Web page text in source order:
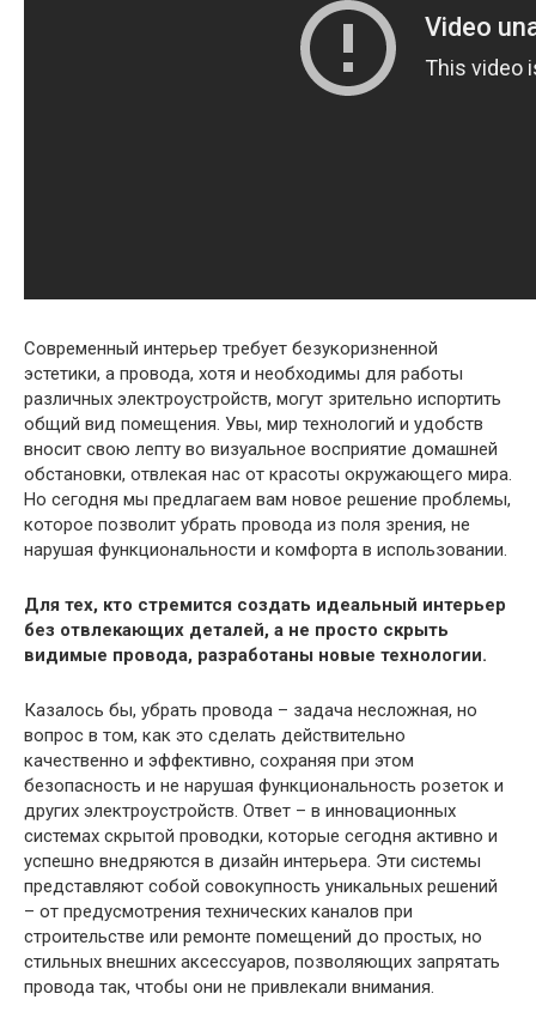
Современный интерьер требует безукоризненной
эстетики, а провода, хотя и необходимы для работы
различных электроустройств, могут зрительно испортить
общий вид помещения. Увы, мир технологий и удобств
вносит свою лепту во визуальное восприятие домашней
обстановки, отвлекая нас от красоты окружающего мира.
Но сегодня мы предлагаем вам новое решение проблемы,
которое позволит убрать провода из поля зрения, не
нарушая функциональности и комфорта в использовании.
Для тех, кто стремится создать идеальный интерьер
без отвлекающих деталей, а не просто скрыть
видимые провода, разработаны новые технологии.
Казалось бы, убрать провода – задача несложная, но
вопрос в том, как это сделать действительно
качественно и эффективно, сохраняя при этом
безопасность и не нарушая функциональность розеток и
других электроустройств. Ответ – в инновационных
системах скрытой проводки, которые сегодня активно и
успешно внедряются в дизайн интерьера. Эти системы
представляют собой совокупность уникальных решений
– от предусмотрения технических каналов при
строительстве или ремонте помещений до простых, но
стильных внешних аксессуаров, позволяющих запрятать
провода так, чтобы они не привлекали внимания.